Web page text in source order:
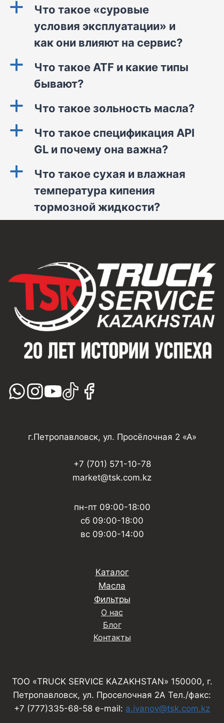
a
Что такое «суровые
условия эксплуатации» и
как они влияют на сервис?
a
Что такое ATF и какие типы
бывают?
a Что такое зольность масла?
a
Что такое спецификация API
GL и почему она важна?
a
Что такое сухая и влажная
температура кипения
тормозной жидкости?
г.Петропавловск, ул. Просёлочная 2 «А»
+7 (701) 571-10-78
market@tsk.com.kz
пн-пт 09:00-18:00
сб 09:00-18:00
вс 09:00-14:00
Каталог
Масла
Фильтры
О нас
Блог
Контакты
ТОО «TRUCK SERVICE KAZAKHSTAN» 150000, г.
Петропавловск, ул. Проселочная 2А Тел./факс:
+7 (777)335-68-58 e-mail: a.ivanov@tsk.com.kz